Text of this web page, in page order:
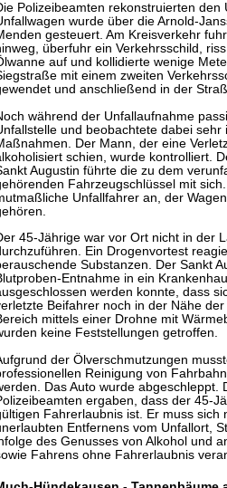
Polizeibeamten rekonstruierten
wurde über die Arnold-
gesteuert. Am Kreisverkehr
überfuhr ein Verkehrsschild,
auf und kollidierte wenige
mit einem zweiten
und anschließend in der
während der Unfallaufnahme
und beobachtete dabei
Der Mann, der eine
schien, wurde kontrolliert.
Augustin führte die zu dem
Fahrzeugschlüssel mit
Unfallfahrer an, der
45-Jährige war vor Ort nicht in der
Ein Drogenvortest
Substanzen. Der Sankt
Entnahme in ein
werden konnte, dass
Beifahrer noch in der Nähe
mittels einer Drohne mit
keine Feststellungen getroffen.
der Ölverschmutzungen
Reinigung von
Das Auto wurde abgeschleppt.
ergaben, dass der 45-
Fahrerlaubnis ist. Er muss sich
Entfernens vom Unfallort,
des Genusses von Alkohol und
Fahrens ohne Fahrerlaubnis